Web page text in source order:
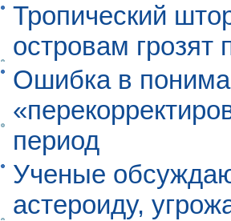
Тропический
островам
Ошибка в
период
Ученые
астероиду,